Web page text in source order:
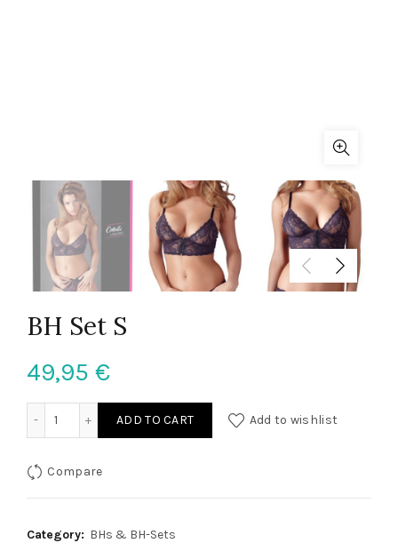
BH Set S
49,95 €
ADD TO CART Add to wishlist
Compare
Category: BHs & BH-Sets